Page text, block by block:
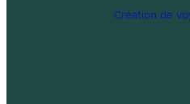
Création de